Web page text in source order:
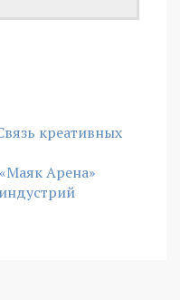
креативных
«Маяк Арена»